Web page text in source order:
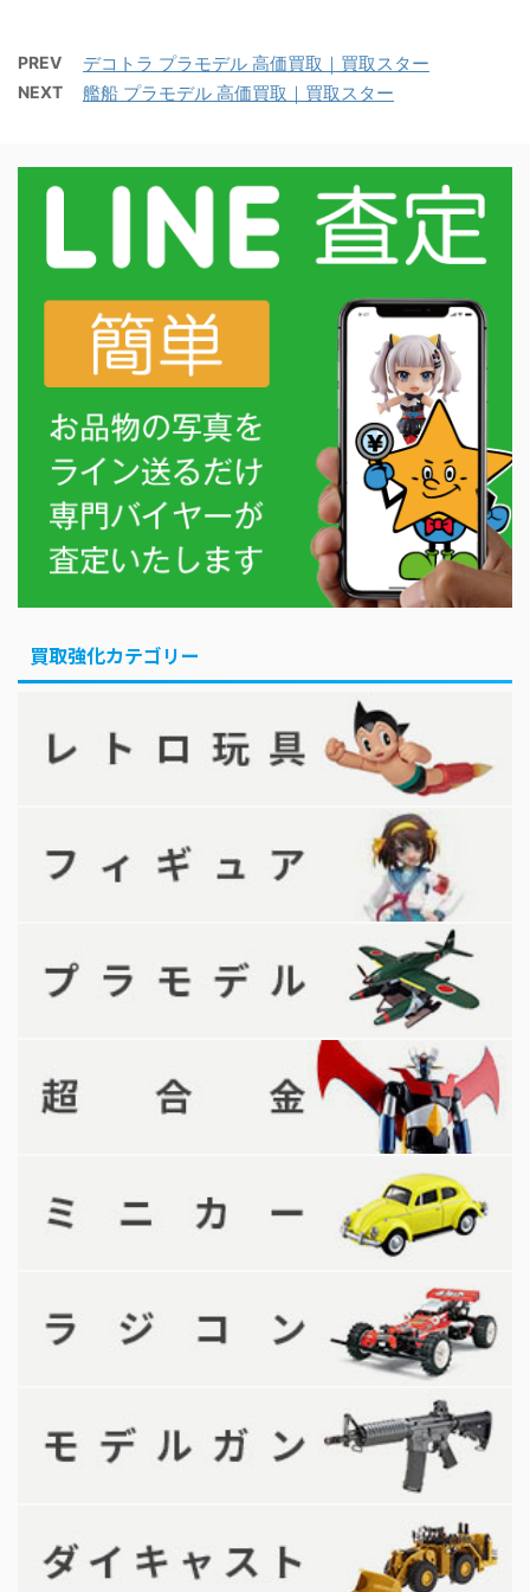
PREV デコトラ プラモデル 高価買取｜買取スター
NEXT 艦船 プラモデル 高価買取｜買取スター
買取強化カテゴリー